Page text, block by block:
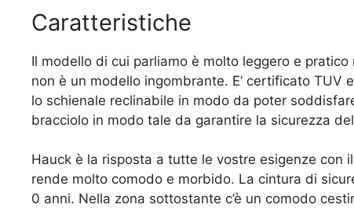
Caratteristiche
Il modello di cui parliamo è molto leggero e
non è un modello ingombrante. E’ certificato
lo schienale reclinabile in modo da poter
bracciolo in modo tale da garantire la sicurezza
Hauck è la risposta a tutte le vostre esigenze con
rende molto comodo e morbido. La cintura di
0 anni. Nella zona sottostante c’è un comodo